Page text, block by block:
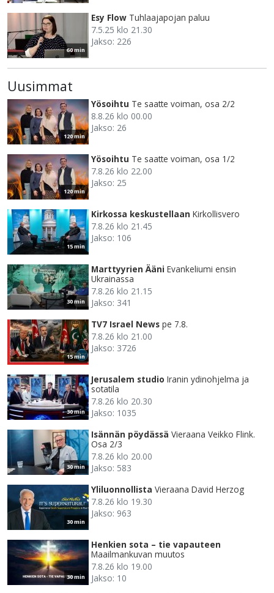
60 min
Esy Flow Tuhlaajapojan paluu
7.5.25 klo 21.30
Jakso: 226
Uusimmat
120 min
Yösoihtu Te saatte voiman, osa 2/2
8.8.26 klo 00.00
Jakso: 26
120 min
Yösoihtu Te saatte voiman, osa 1/2
7.8.26 klo 22.00
Jakso: 25
15 min
Kirkossa keskustellaan Kirkollisvero
7.8.26 klo 21.45
Jakso: 106
30 min
Marttyyrien Ääni Evankeliumi ensin
Ukrainassa
7.8.26 klo 21.15
Jakso: 341
15 min
TV7 Israel News pe 7.8.
7.8.26 klo 21.00
Jakso: 3726
30 min
Jerusalem studio Iranin ydinohjelma ja
sotatila
7.8.26 klo 20.30
Jakso: 1035
30 min
Isännän pöydässä Vieraana Veikko Flink.
Osa 2/3
7.8.26 klo 20.00
Jakso: 583
30 min
Yliluonnollista Vieraana David Herzog
7.8.26 klo 19.30
Jakso: 963
30 min
Henkien sota – tie vapauteen
Maailmankuvan muutos
7.8.26 klo 19.00
Jakso: 10